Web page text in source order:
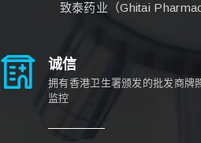
致泰药业（Ghitai
诚信
拥有香港卫生署颁发的批发商牌
监控